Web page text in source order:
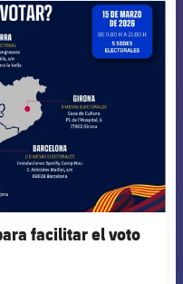
Barcelona badge
facilitar el voto